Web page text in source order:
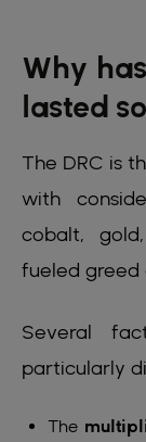
Why
lasted
The DRC is
with
cobalt,
fueled greed
Several
particularly
The